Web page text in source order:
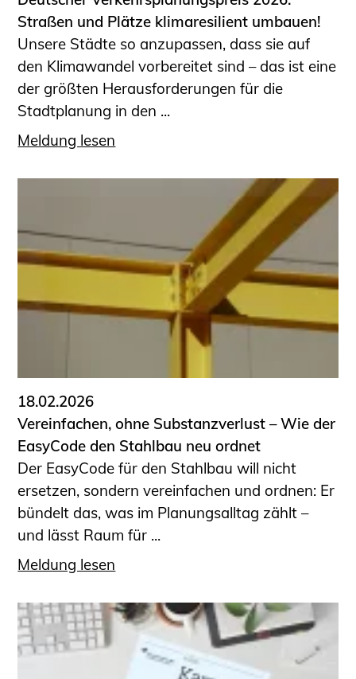
Straßen und Plätze klimaresilient umbauen!
Unsere Städte so anzupassen, dass sie auf
den Klimawandel vorbereitet sind – das ist eine
der größten Herausforderungen für die
Stadtplanung in den ...
Meldung lesen
18.02.2026
Vereinfachen, ohne Substanzverlust – Wie der
EasyCode den Stahlbau neu ordnet
Der EasyCode für den Stahlbau will nicht
ersetzen, sondern vereinfachen und ordnen: Er
bündelt das, was im Planungsalltag zählt –
und lässt Raum für ...
Meldung lesen